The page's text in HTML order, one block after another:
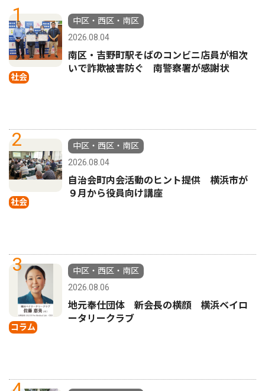
1
社会
中区・西区・南区
2026.08.04
南区・吉野町駅そばのコンビニ店員が相次
いで詐欺被害防ぐ 南警察署が感謝状
2
社会
中区・西区・南区
2026.08.04
自治会町内会活動のヒント提供 横浜市が
９月から役員向け講座
3
コラム
中区・西区・南区
2026.08.06
地元奉仕団体 新会長の横顔 横浜ベイロ
ータリークラブ